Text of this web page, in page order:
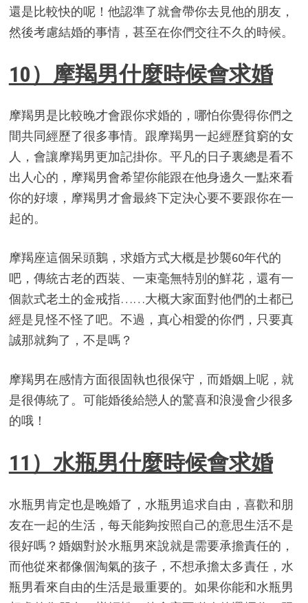
還是比較快的呢！他認準了就會帶你去見他的朋友，
然後考慮結婚的事情，甚至在你們交往不久的時候。
10）摩羯男什麼時候會求婚
摩羯男是比較晚才會跟你求婚的，哪怕你覺得你們之
間共同經歷了很多事情。跟摩羯男一起經歷貧窮的女
人，會讓摩羯男更加記掛你。平凡的日子裏總是看不
出人心的，摩羯男會希望你能跟在他身邊久一點來看
你的好壞，摩羯男才會最終下定決心要不要跟你在一
起的。
摩羯座這個呆頭鵝，求婚方式大概是抄襲60年代的
吧，傳統古老的西裝、一束毫無特別的鮮花，還有一
個款式老土的金戒指……大概大家面對他們的土都已
經是見怪不怪了吧。不過，真心相愛的你們，只要真
誠那就夠了，不是嗎？
摩羯男在感情方面很固執也很保守，而婚姻上呢，就
是很傳統了。可能婚後給戀人的驚喜和浪漫會少很多
的哦！
11）水瓶男什麼時候會求婚
水瓶男肯定也是晚婚了，水瓶男追求自由，喜歡和朋
友在一起的生活，每天能夠按照自己的意思生活不是
很好嗎？婚姻對於水瓶男來說就是需要承擔責任的，
而他從來都像個淘氣的孩子，不想承擔太多責任，水
瓶男看來自由的生活是最重要的。如果你能和水瓶男